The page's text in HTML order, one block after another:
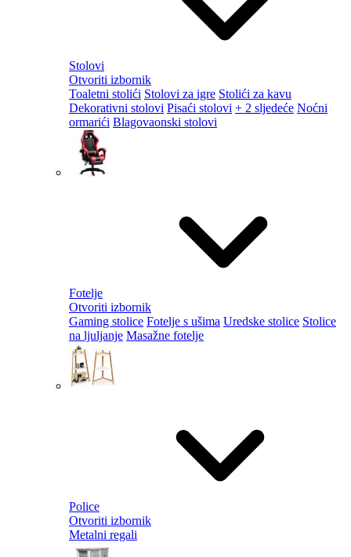
Stolovi
Otvoriti izbornik
Toaletni stolići Stolovi za igre Stolići za kavu
Dekorativni stolovi Pisaći stolovi + 2 sljedeće Noćni
ormarići Blagovaonski stolovi
Fotelje
Otvoriti izbornik
Gaming stolice Fotelje s ušima Uredske stolice Stolice
na ljuljanje Masažne fotelje
Police
Otvoriti izbornik
Metalni regali